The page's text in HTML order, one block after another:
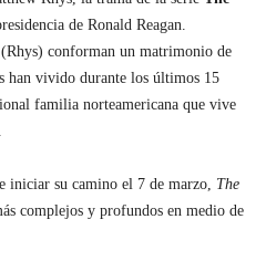
de Ronald Reagan.
conforman un matrimonio de
han vivido durante los últimos 15
familia norteamericana que vive
iniciar su camino el 7 de marzo, The
complejos y profundos en medio de